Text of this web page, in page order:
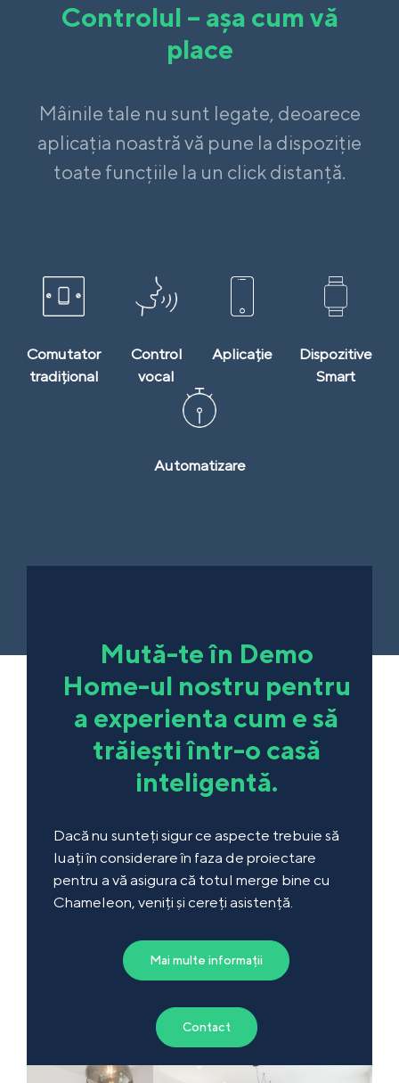
Controlul – așa cum vă
place
Mâinile tale nu sunt legate, deoarece
aplicația noastră vă pune la dispoziție
toate funcțiile la un click distanță.
Comutator
tradițional
Control
vocal
Aplicație
Dispozitive
Smart
Automatizare
Mută-te în Demo
Home-ul nostru pentru
a experienta cum e să
trăiești într-o casă
inteligentă.
Dacă nu sunteți sigur ce aspecte trebuie să
luați în considerare în faza de proiectare
pentru a vă asigura că totul merge bine cu
Chameleon, veniți și cereți asistență.
Mai multe informații
Contact